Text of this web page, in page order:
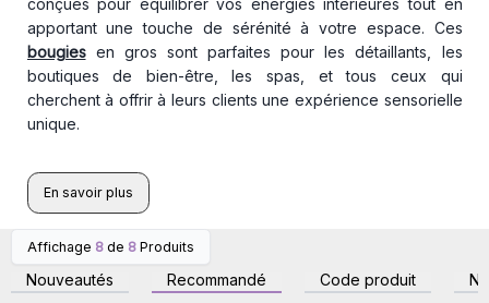
conçues pour équilibrer vos énergies intérieures tout en
apportant une touche de sérénité à votre espace. Ces
bougies en gros sont parfaites pour les détaillants, les
boutiques de bien-être, les spas, et tous ceux qui
cherchent à offrir à leurs clients une expérience sensorielle
unique.
En savoir plus
Affichage 8 de 8 Produits
Nouveautés Recommandé Code produit
Connectez-vous ou
inscrivez-vous pour
accéder aux prix de gros
inscrivez-vous pour
accéder aux prix de gros